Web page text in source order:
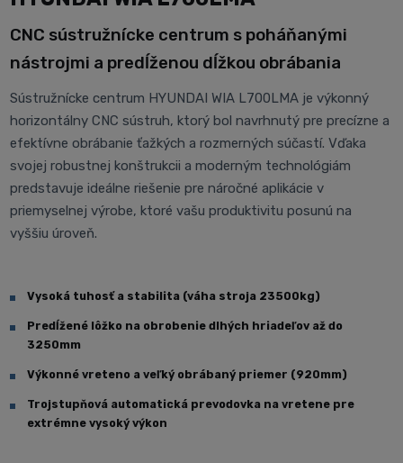
CNC sústružnícke centrum s poháňanými
nástrojmi a predĺženou dĺžkou obrábania
Sústružnícke centrum HYUNDAI WIA L700LMA je výkonný
horizontálny CNC sústruh, ktorý bol navrhnutý pre precízne a
efektívne obrábanie ťažkých a rozmerných súčastí. Vďaka
svojej robustnej konštrukcii a moderným technológiám
predstavuje ideálne riešenie pre náročné aplikácie v
priemyselnej výrobe, ktoré vašu produktivitu posunú na
vyššiu úroveň.
Vysoká tuhosť a stabilita (váha stroja 23500kg)
Predĺžené lôžko na obrobenie dlhých hriadeľov až do
3250mm
Výkonné vreteno a veľký obrábaný priemer (920mm)
Trojstupňová automatická prevodovka na vretene pre
extrémne vysoký výkon